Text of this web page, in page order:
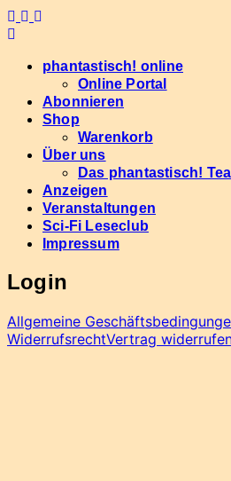
Skip
to
phantastisch! online
Online Portal
Abonnieren
Shop
Warenkorb
Über uns
Das phantastisch!
Anzeigen
Veranstaltungen
Sci-Fi Leseclub
Impressum
Login
Allgemeine
WiderrufsrechtVertrag